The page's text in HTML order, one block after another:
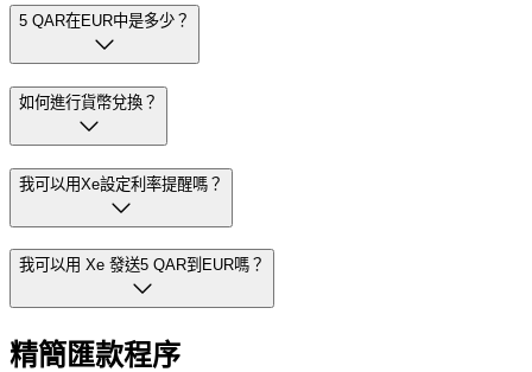
5 QAR在EUR中是多少？
如何進行貨幣兌換？
我可以用Xe設定利率提醒嗎？
我可以用 Xe 發送5 QAR到EUR嗎？
精簡匯款程序